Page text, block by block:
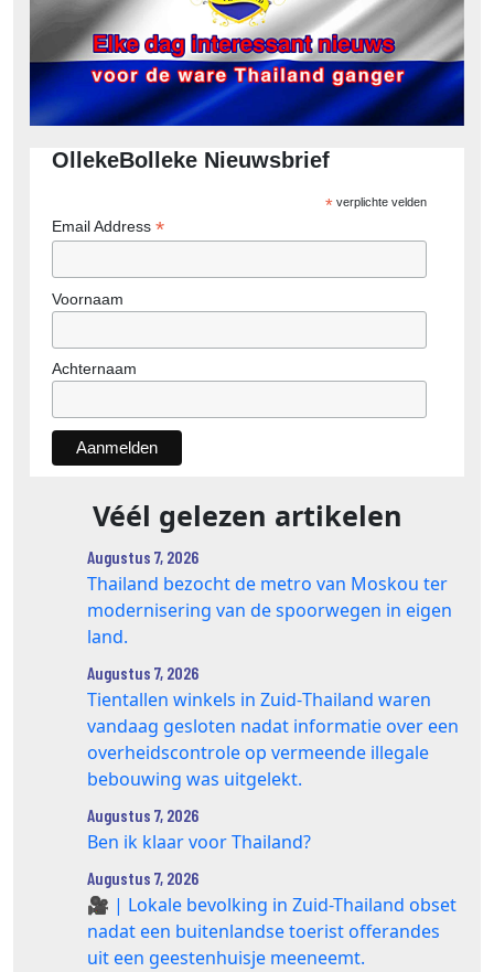
OllekeBolleke Nieuwsbrief
*verplichte velden
Email Address *
Voornaam
Achternaam
Véél gelezen artikelen
Augustus 7, 2026
Thailand bezocht de metro van Moskou ter
modernisering van de spoorwegen in eigen
land.
Augustus 7, 2026
Tientallen winkels in Zuid‑Thailand waren
vandaag gesloten nadat informatie over een
overheidscontrole op vermeende illegale
bebouwing was uitgelekt.
Augustus 7, 2026
Ben ik klaar voor Thailand?
Augustus 7, 2026
🎥 | Lokale bevolking in Zuid-Thailand obset
nadat een buitenlandse toerist offerandes
uit een geestenhuisje meeneemt.